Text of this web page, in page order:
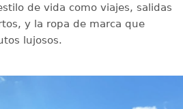
de vida como viajes, salidas
y la ropa de marca que
lujosos.